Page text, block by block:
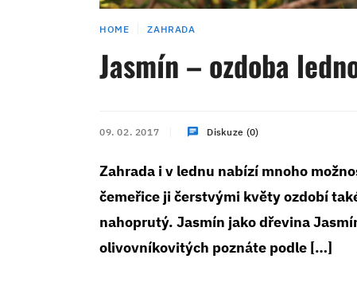
HOME ZAHRADA
Jasmín – ozdoba
09. 02. 2017 Diskuze (0)
Zahrada i v lednu nabízí mnoho
čemeřice ji čerstvými květy ozdobí
nahoprutý. Jasmín jako dřevina
olivovníkovitých poznáte podle […]